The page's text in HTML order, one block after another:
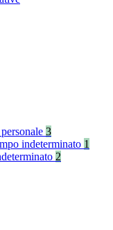
3
indeterminato 1
2